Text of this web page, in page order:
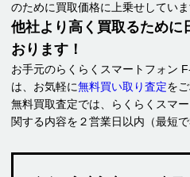
のために買取価格に上乗せしていま
他社より高く買取るために
おります！
お手元のらくらくスマートフォン
は、お気軽に無料買い取り査定を
無料買取査定では、らくらくスマ
関する内容を２営業日以内（最短